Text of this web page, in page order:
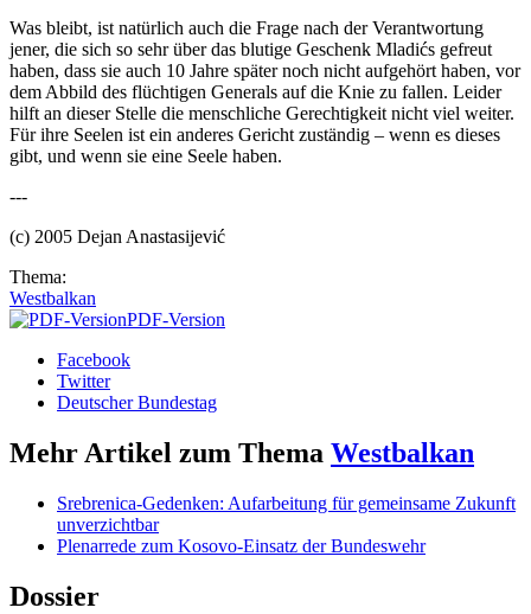
Was bleibt, ist natürlich auch die Frage nach der Verantwortung
jener, die sich so sehr über das blutige Geschenk Mladićs gefreut
haben, dass sie auch 10 Jahre später noch nicht aufgehört haben, vor
dem Abbild des flüchtigen Generals auf die Knie zu fallen. Leider
hilft an dieser Stelle die menschliche Gerechtigkeit nicht viel weiter.
Für ihre Seelen ist ein anderes Gericht zuständig – wenn es dieses
gibt, und wenn sie eine Seele haben.
---
(c) 2005 Dejan Anastasijević
Thema:
Westbalkan
PDF-Version
Facebook
Twitter
Deutscher Bundestag
Mehr Artikel zum Thema Westbalkan
Srebrenica-Gedenken: Aufarbeitung für gemeinsame Zukunft
unverzichtbar
Plenarrede zum Kosovo-Einsatz der Bundeswehr
Dossier